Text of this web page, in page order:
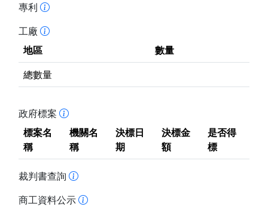
專利
工廠
地區
數量
總數量
政府標案
標案名
稱
機關名
稱
決標日
期
決標金
額
是否得
標
裁判書查詢
商工資料公示